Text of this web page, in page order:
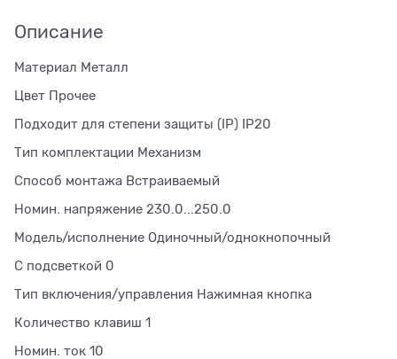
Описание
Материал Металл
Цвет Прочее
Подходит для степени защиты (IP) IP20
Тип комплектации Механизм
Способ монтажа Встраиваемый
Номин. напряжение 230.0...250.0
Модель/исполнение Одиночный/однокнопочный
С подсветкой 0
Тип включения/управления Нажимная кнопка
Количество клавиш 1
Номин. ток 10